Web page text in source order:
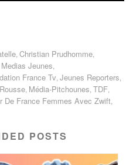
Christian Prudhomme
Jeunes
France Tv Jeunes Reporters
Média-Pitchounes TDF
De France Femmes Avec Zwift
POSTS